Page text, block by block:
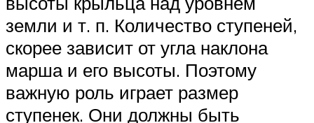
земли и т. п. Количество ступеней,
скорее зависит от угла наклона
марша и его высоты. Поэтому
важную роль играет размер
ступенек. Они должны быть